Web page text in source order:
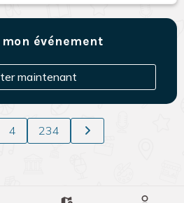
événement
maintenant
4 234